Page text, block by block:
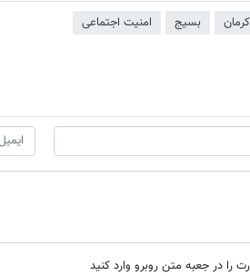
بسیج امنیت اجتماعی
را در جعبه متن روبرو وارد کنید